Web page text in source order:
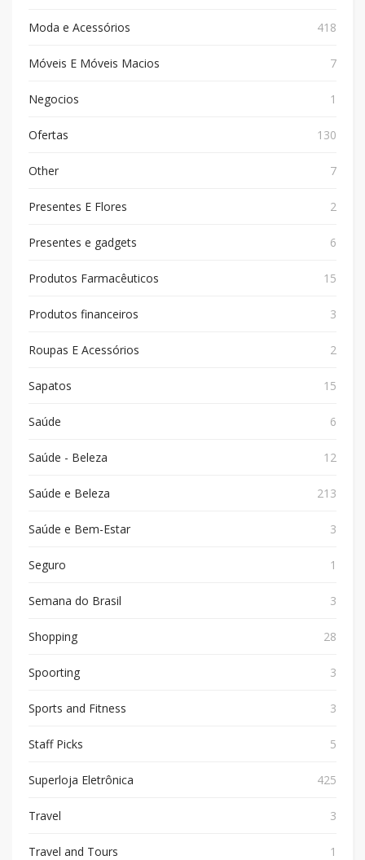
Moda e Acessórios 418
Móveis E Móveis Macios 7
Negocios 1
Ofertas 130
Other 7
Presentes E Flores 2
Presentes e gadgets 6
Produtos Farmacêuticos 15
Produtos financeiros 3
Roupas E Acessórios 2
Sapatos 15
Saúde 6
Saúde - Beleza 12
Saúde e Beleza 213
Saúde e Bem-Estar 3
Seguro 1
Semana do Brasil 3
Shopping 28
Spoorting 3
Sports and Fitness 3
Staff Picks 5
Superloja Eletrônica 425
Travel 3
Travel and Tours 1